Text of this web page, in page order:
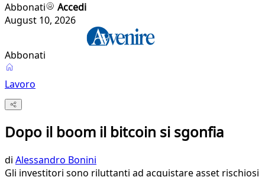
Abbonati
Accedi
August 10, 2026
Abbonati
Lavoro
Dopo il boom il bitcoin si sgonfia
di Alessandro Bonini
Gli investitori sono riluttanti ad acquistare asset rischiosi